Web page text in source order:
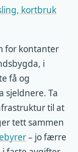
kortbruk
for kontanter
i
få og
sjeldnere. Ta
til at
tett sammen
– jo færre